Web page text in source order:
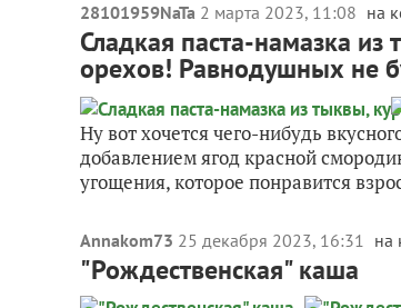
28101959NaTa 2 марта 2023, 11:08 на
Сладкая паста-намазка
орехов! Равнодушных не
Ну вот хочется чего-нибудь
добавлением ягод красной
угощения, которое понравится
Annakom73 25 декабря 2023, 16:31 на
"Рождественская" каша